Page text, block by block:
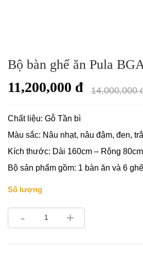
Bộ bàn ghế ăn Pula
11,200,000 đ 14,000,000
Chất liệu: Gỗ Tần bì
Màu sắc: Nâu nhạt, nâu đậm, đen,
Kích thước: Dài 160cm – Rộng
Bộ sản phẩm gồm: 1 bàn ăn và 6 ghế
Số lượng
- +